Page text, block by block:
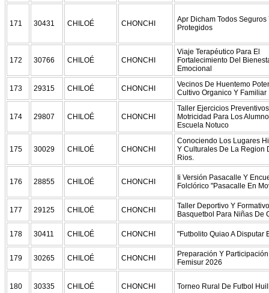
171 30431 CHILOÉ CHONCHI
Apr Dicham Todos Seguros
Protegidos
172 30766 CHILOÉ CHONCHI
Viaje Terapéutico Para El
Fortalecimiento Del
Emocional
173 29315 CHILOÉ CHONCHI
Vecinos De Huentemo
Cultivo Organico Y Familiar
174 29807 CHILOÉ CHONCHI
Taller Ejercicios
Motricidad Para Los
Escuela Notuco
175 30029 CHILOÉ CHONCHI
Conociendo Los Lugares
Y Culturales De La Region
Rios.
176 28855 CHILOÉ CHONCHI
Ii Versión Pasacalle Y
Folclórico "Pasacalle En
177 29125 CHILOÉ CHONCHI
Taller Deportivo Y
Basquetbol Para Niñas De
178 30411 CHILOÉ CHONCHI "Futbolito Quiao A Disputar
179 30265 CHILOÉ CHONCHI
Preparación Y
Femisur 2026
180 30335 CHILOÉ CHONCHI Torneo Rural De Futbol